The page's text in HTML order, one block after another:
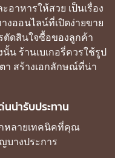
อาหารให้สวย เป็นเรื่อง
งออนไลน์ที่เปิดง่ายขาย
ตัดสินใจซื้อของลูกค้า
น ร้านเบเกอรี่ควรใช้รูป
า สร้างเอกลักษณ์ที่น่า
น่ารับประทาน
หลายเทคนิคที่คุณ
บางประการ